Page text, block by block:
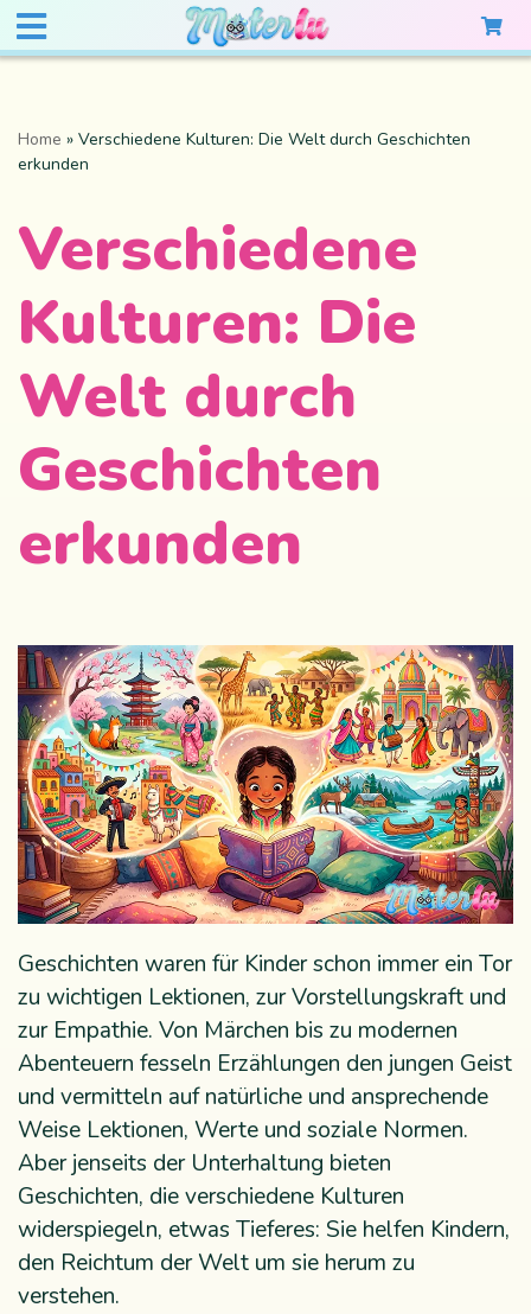
Home » Verschiedene Kulturen: Die Welt durch Geschichten
erkunden
Verschiedene
Kulturen: Die
Welt durch
Geschichten
erkunden
Geschichten waren für Kinder schon immer ein Tor
zu wichtigen Lektionen, zur Vorstellungskraft und
zur Empathie. Von Märchen bis zu modernen
Abenteuern fesseln Erzählungen den jungen Geist
und vermitteln auf natürliche und ansprechende
Weise Lektionen, Werte und soziale Normen.
Aber jenseits der Unterhaltung bieten
Geschichten, die verschiedene Kulturen
widerspiegeln, etwas Tieferes: Sie helfen Kindern,
den Reichtum der Welt um sie herum zu
verstehen.